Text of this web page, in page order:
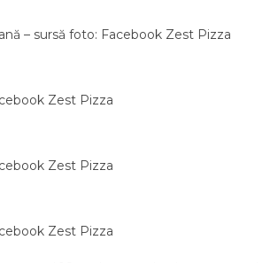
– sursă foto: Facebook Zest Pizza
Zest Pizza
Zest Pizza
Zest Pizza